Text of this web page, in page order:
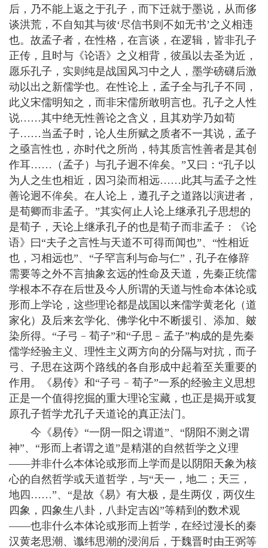
后，乃不能上返之于孔子，而下迁就于墨说，从而侈
谈洪荒，不自知其与彼‘尽信书则不如无书’之义相违
也。故孟子者，在性格，在言谈，在逻辑，皆非孔子
正传，且时与《论语》之义相背，彼虽以去圣为近，
愿乐孔子，实则纯是战国风习中之人，墨学磅礴后激
动以出之新儒学也。在性论上，孟子全与孔子不同，
此义宋儒明知之，而非宋儒所敢明言也。孔子之人性
说……其中绝无性善论之含义，且其劝学乃如荀
子……当孟子时，论人生所赋之质者不一其说，孟子
之亟言性也，亦时代之所尚，特其质言性善者是其创
作耳……（孟子）与孔子迥不侔矣。”又曰：“孔子以
为人之生也相近，因习染而相远……此其与孟子之性
善论迥不侔矣。在人论上，遵孔子之道路以演进者，
是荀卿而非孟子。”其实何止人论上继承孔子思想的
是荀子，天论上继承孔子的也是荀子而非孟子：《论
语》曰“夫子之言性与天道不可得而闻也”、“性相近
也，习相远也”、“子罕言利与命与仁”，孔子在修辞
需要等之外不言抽象玄远的性命及天道，先秦正统儒
学根本不存在后世及今人所谓的天道与性命本体论或
形而上学论，这些理论都是战国以来儒学黄老化（道
家化）及后来玄学化、佛学化中不断援引、添加、皴
染所得。“子弓﹣荀子”和“子思﹣孟子”构成的是先秦
儒学经验主义、理性主义两方向的分隔与对抗，而子
弓、子思在这两个路线的各自形成中起着至关重要的
作用。《易传》和“子弓﹣荀子”一系的经验主义思想
正是一个值得挖掘的重大理论宝藏，也正是揭开或复
原孔子哲学尤孔子天道论的真正法门。
今《易传》“一阴一阳之谓道”、“阴阳不测之谓
神”、“形而上者谓之道”是精湛的自然哲学之义理
——并非什么本体论或形而上学而是以阴阳天象为核
心的自然哲学或天道哲学，与“天一，地二；天三，
地四……”、“是故《易》有大极，是生两仪，两仪生
四象，四象生八卦，八卦定吉凶”等精到的数术观
——也非什么本体论或形而上哲学，在经过漫长的秦
汉黄老思潮、谶纬思潮的浸润后，于魏晋时由王弼等